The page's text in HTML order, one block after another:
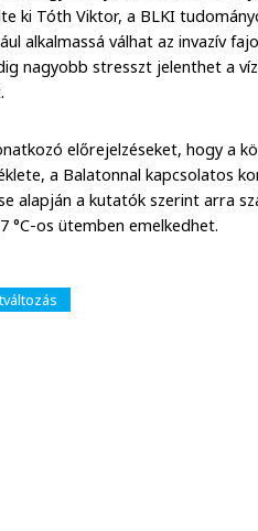
ki Tóth Viktor, a BLKI
alkalmassá válhat az invazív
nagyobb stresszt jelenthet a
előrejelzéseket, hogy a
a Balatonnal kapcsolatos
alapján a kutatók szerint arra
°C-os ütemben emelkedhet.